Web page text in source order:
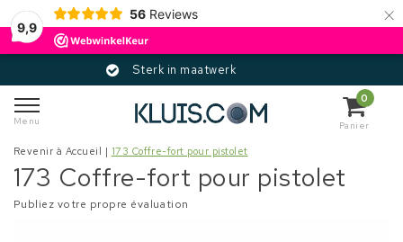
9,9
56 Reviews ×
Sterk in maatwerk
Menu
0
Panier
Revenir à Accueil | 173 Coffre-fort pour pistolet
173 Coffre-fort pour pistolet
Publiez votre propre évaluation